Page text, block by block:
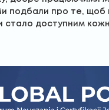
подбали про те, щоб
стало доступним